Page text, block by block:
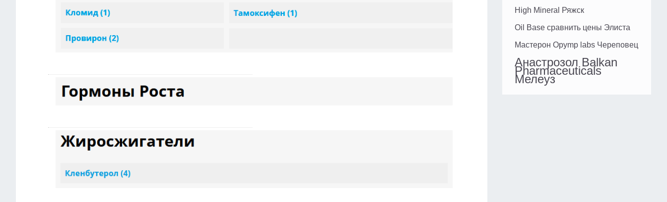
High Mineral Ряжск
Oil Base сравнить цены Элиста
Мастерон Opymp labs Череповец
Анастрозол Balkan
Pharmaceuticals
Мелеуз